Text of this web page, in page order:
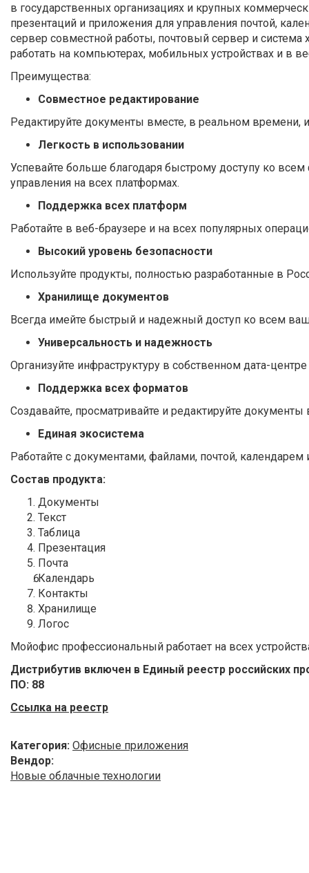
в государственных организациях и крупных
презентаций и приложения для управления почтой,
сервер совместной работы, почтовый сервер и
работать на компьютерах, мобильных устройствах и в
Преимущества:
Совместное редактирование
Редактируйте документы вместе, в реальном времени,
Легкость в использовании
Успевайте больше благодаря быстрому доступу ко
управления на всех платформах.
Поддержка всех платформ
Работайте в веб-браузере и на всех популярных
Высокий уровень безопасности
Используйте продукты, полностью разработанные в
Хранилище документов
Всегда имейте быстрый и надежный доступ ко всем
Универсальность и надежность
Организуйте инфраструктуру в собственном дата-
Поддержка всех форматов
Создавайте, просматривайте и редактируйте
Единая экосистема
Работайте с документами, файлами, почтой,
Состав продукта:
Документы
Текст
Таблица
Презентация
Почта
Календарь
Контакты
Хранилище
Логос
Мойофис профессиональный работает на всех
Дистрибутив включен в Единый реестр российских
ПО: 88
Ссылка на реестр
Категория: Офисные приложения
Вендор:
Новые облачные технологии